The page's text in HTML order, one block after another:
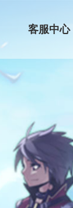
客服中心